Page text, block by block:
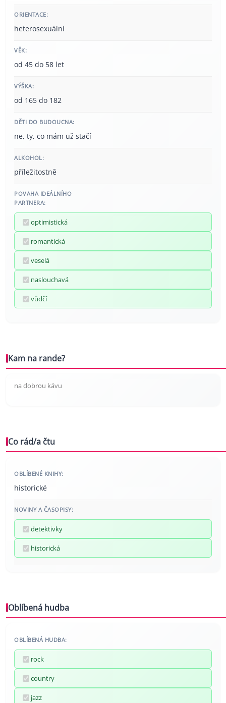
ORIENTACE:
heterosexuální
VĚK:
od 45 do 58 let
VÝŠKA:
od 165 do 182
DĚTI DO BUDOUCNA:
ne, ty, co mám už stačí
ALKOHOL:
příležitostně
POVAHA IDEÁLNÍHO
PARTNERA:
optimistická
romantická
veselá
naslouchavá
vůdčí
Kam na rande?
na dobrou kávu
Co rád/a čtu
OBLÍBENÉ KNIHY:
historické
NOVINY A ČASOPISY:
detektivky
historická
Oblíbená hudba
OBLÍBENÁ HUDBA:
rock
country
jazz